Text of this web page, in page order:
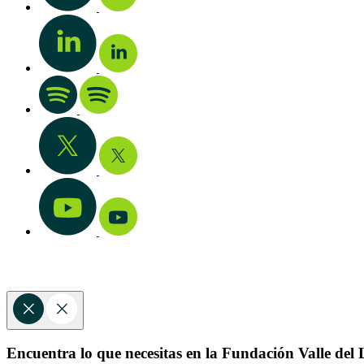
Encuentra lo que necesitas en la Fundación Valle del